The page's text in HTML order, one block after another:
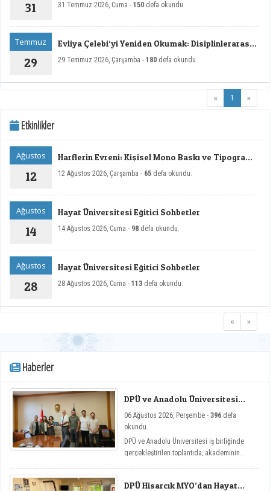
31 31 Temmuz 2026, Cuma - 150 defa okundu.
Temmuz
29
Evliya Çelebi‘yi Yeniden Okumak: Disiplinlerarası
Duyurusu
29 Temmuz 2026, Çarşamba - 180 defa okundu.
« 1 (current)
»
Etkinlikler
Ağustos
12
Harflerin Evreni: Kişisel Mono Baskı ve Tipografi
12 Ağustos 2026, Çarşamba - 65 defa okundu.
Ağustos
14
Hayat Üniversitesi Eğitici Sohbetler
14 Ağustos 2026, Cuma - 98 defa okundu.
Ağustos
28
Hayat Üniversitesi Eğitici Sohbetler
28 Ağustos 2026, Cuma - 113 defa okundu.
« »
Haberler
DPÜ ve Anadolu Üniversitesi
Toplantısı
06 Ağustos 2026, Perşembe - 396 defa
okundu.
DPÜ ve Anadolu Üniversitesi iş birliğinde
gerçekleştirilen toplantıda, akademinin
DPÜ Hisarcık MYO’dan Hayat